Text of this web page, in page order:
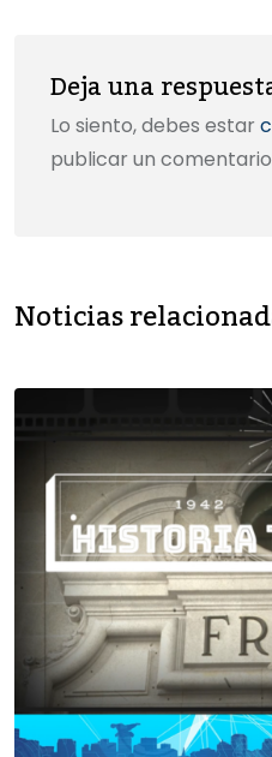
Deja una
Lo siento, debes estar
publicar un
Noticias